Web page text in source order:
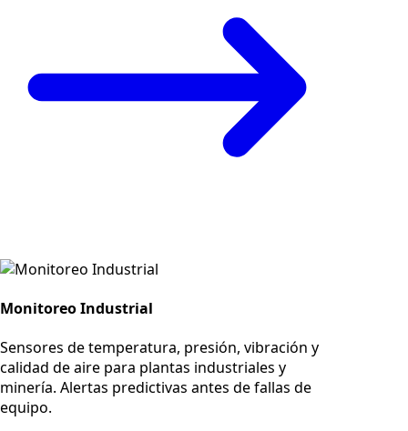
Monitoreo Industrial
Sensores de temperatura, presión, vibración y
calidad de aire para plantas industriales y
minería. Alertas predictivas antes de fallas de
equipo.